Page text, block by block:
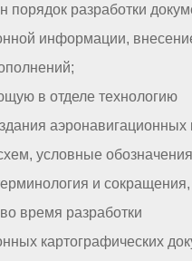
разработки
информации,
в отделе технологию
аэронавигационных
условные
и сокращения,
время разработки
картографических